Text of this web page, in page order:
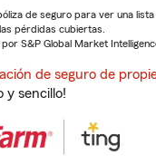
de seguro para ver una
pérdidas cubiertas.
S&P Global Market
de seguro de
y sencillo!